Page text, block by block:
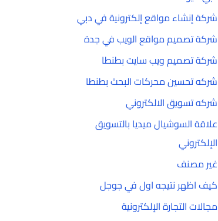
شركة إنشاء مواقع إلكترونية في دبي
شركة تصميم مواقع الويب في جدة
شركة تصميم ويب سايت بطنطا
شركه تحسين محركات البحث بطنطا
شركه تسويق الالكتروني
علاقة السوشيال ميديا بالتسويق
الإلكتروني
غير مصنف
كيف اظهر نتيجه اول في جوجل
مجالات التجارة الإلكترونية